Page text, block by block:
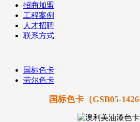
招商加盟
工程案例
人才招聘
联系方式
国标色卡
劳尔色卡
国标色卡（GSB05-1426-